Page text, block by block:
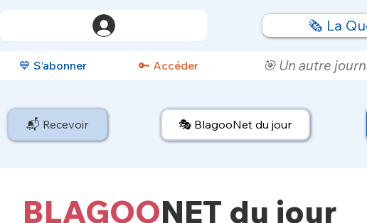
🗞️ La
💙 S’abonner 🔑 Accéder 🎯 Un autre
📬 Recevoir 🎭 BlagooNet du jour
BLAGOONET du jour